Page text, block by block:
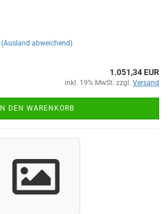
(Ausland abweichend)
1.051,34 EUR
inkl. 19% MwSt. zzgl. Versand
IN DEN WARENKORB